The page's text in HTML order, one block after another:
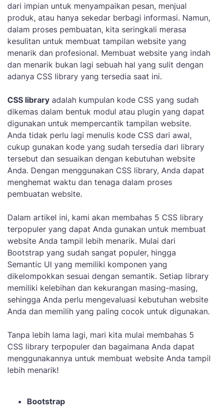
dari impian untuk menyampaikan pesan, menjual
produk, atau hanya sekedar berbagi informasi. Namun,
dalam proses pembuatan, kita seringkali merasa
kesulitan untuk membuat tampilan website yang
menarik dan profesional. Membuat website yang indah
dan menarik bukan lagi sebuah hal yang sulit dengan
adanya CSS library yang tersedia saat ini.
CSS library adalah kumpulan kode CSS yang sudah
dikemas dalam bentuk modul atau plugin yang dapat
digunakan untuk mempercantik tampilan website.
Anda tidak perlu lagi menulis kode CSS dari awal,
cukup gunakan kode yang sudah tersedia dari library
tersebut dan sesuaikan dengan kebutuhan website
Anda. Dengan menggunakan CSS library, Anda dapat
menghemat waktu dan tenaga dalam proses
pembuatan website.
Dalam artikel ini, kami akan membahas 5 CSS library
terpopuler yang dapat Anda gunakan untuk membuat
website Anda tampil lebih menarik. Mulai dari
Bootstrap yang sudah sangat populer, hingga
Semantic UI yang memiliki komponen yang
dikelompokkan sesuai dengan semantik. Setiap library
memiliki kelebihan dan kekurangan masing-masing,
sehingga Anda perlu mengevaluasi kebutuhan website
Anda dan memilih yang paling cocok untuk digunakan.
Tanpa lebih lama lagi, mari kita mulai membahas 5
CSS library terpopuler dan bagaimana Anda dapat
menggunakannya untuk membuat website Anda tampil
lebih menarik!
Bootstrap